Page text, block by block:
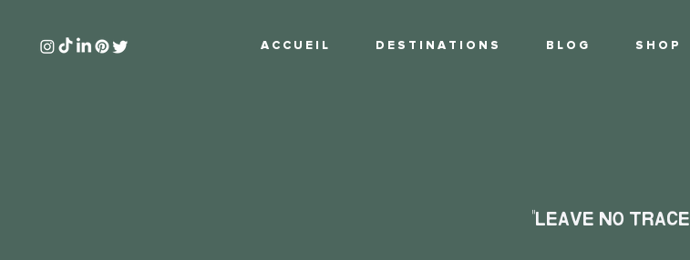
A C C U E I L D E S T I N A T I O N S B L O G S H O P
"LEAVE NO TRACE